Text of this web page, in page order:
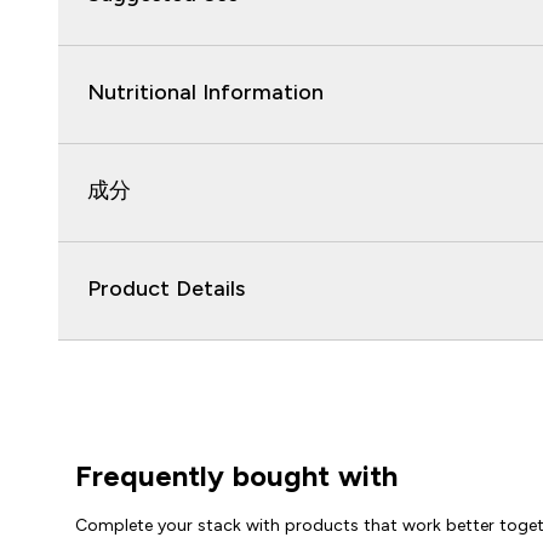
Nutritional Information
成分
Product Details
Frequently bought with
Complete your stack with products that work better